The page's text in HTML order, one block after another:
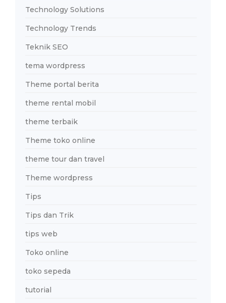
Technology Solutions
Technology Trends
Teknik SEO
tema wordpress
Theme portal berita
theme rental mobil
theme terbaik
Theme toko online
theme tour dan travel
Theme wordpress
Tips
Tips dan Trik
tips web
Toko online
toko sepeda
tutorial